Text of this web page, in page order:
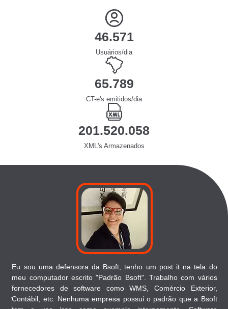
49.282
Usuários/dia
69.618
CT-e's emitidos/dia
213.248.739
XML's Armazenados
Eu sou uma defensora da Bsoft, tenho um post it na tela do
meu computador escrito "Padrão Bsoft". Trabalho com vários
fornecedores de software como WMS, Comércio Exterior,
Contábil, etc. Nenhuma empresa possui o padrão que a Bsoft